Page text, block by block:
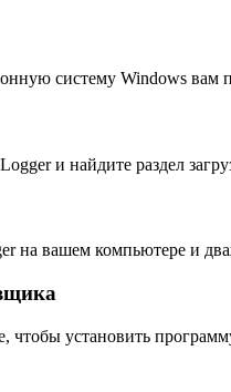
систему Windows вам
и найдите раздел
на вашем компьютере и
установить